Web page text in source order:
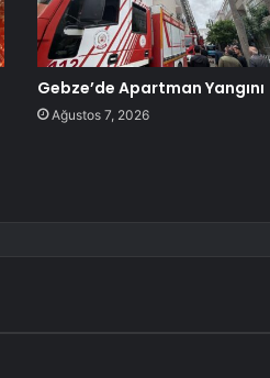
Gebze’de Apartman Yangını
Ağustos 7, 2026